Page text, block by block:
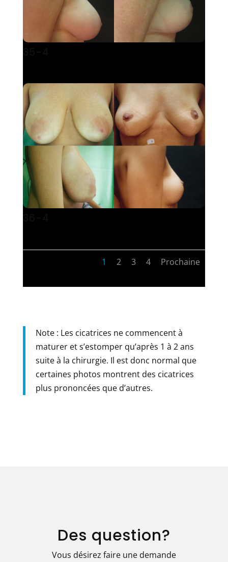
1 2 3 4 Prochaine
Note : Les cicatrices ne commencent à
maturer et s’estomper qu’après 1 à 2 ans
suite à la chirurgie. Il est donc normal que
certaines photos montrent des cicatrices
plus prononcées que d’autres.
Des question?
Vous désirez faire une demande